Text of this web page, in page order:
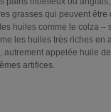
grasses qui peuvent
huiles comme le colza
les huiles très riches en
autrement appelée huile
artifices.